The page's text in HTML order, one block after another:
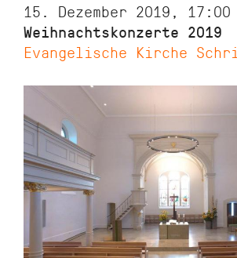
15. Dezember 2019, 17:00
Weihnachtskonzerte 2019
Evangelische Kirche